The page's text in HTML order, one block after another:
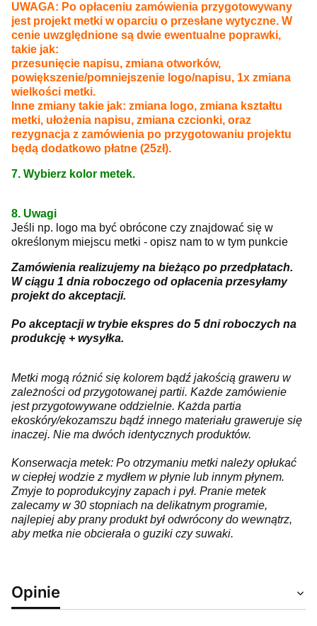
UWAGA: Po opłaceniu zamówienia przygotowywany
jest projekt metki w oparciu o przesłane wytyczne. W
cenie uwzględnione są dwie ewentualne poprawki,
takie jak:
przesunięcie napisu, zmiana otworków,
powiększenie/pomniejszenie logo/napisu, 1x zmiana
wielkości metki.
Inne zmiany takie jak: zmiana logo, zmiana kształtu
metki, ułożenia napisu, zmiana czcionki, oraz
rezygnacja z zamówienia po przygotowaniu projektu
będą dodatkowo płatne (25zł).
7. Wybierz kolor metek.
8. Uwagi
Jeśli np. logo ma być obrócone czy znajdować się w
określonym miejscu metki - opisz nam to w tym punkcie
Zamówienia realizujemy na bieżąco po przedpłatach.
W ciągu 1 dnia roboczego od opłacenia przesyłamy
projekt do akceptacji.
Po akceptacji w trybie ekspres do 5 dni roboczych na
produkcję + wysyłka.
Metki mogą różnić się kolorem bądź jakością graweru w
zależności od przygotowanej partii. Każde zamówienie
jest przygotowywane oddzielnie. Każda partia
ekoskóry/ekozamszu bądź innego materiału graweruje się
inaczej. Nie ma dwóch identycznych produktów.
Konserwacja metek: Po otrzymaniu metki należy opłukać
w ciepłej wodzie z mydłem w płynie lub innym płynem.
Zmyje to poprodukcyjny zapach i pył. Pranie metek
zalecamy w 30 stopniach na delikatnym programie,
najlepiej aby prany produkt był odwrócony do wewnątrz,
aby metka nie obcierała o guziki czy suwaki.
Opinie